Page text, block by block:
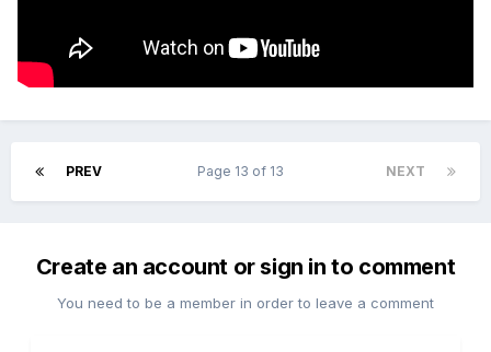
PREV NEXT
Page 13 of 13
Create an account or sign in to comment
You need to be a member in order to leave a comment